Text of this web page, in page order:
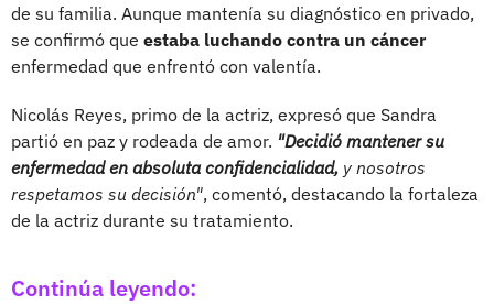
de su familia. Aunque mantenía su diagnóstico en privado,
se confirmó que estaba luchando contra un cáncer
enfermedad que enfrentó con valentía.
Nicolás Reyes, primo de la actriz, expresó que Sandra
partió en paz y rodeada de amor. "Decidió mantener su
enfermedad en absoluta confidencialidad, y nosotros
respetamos su decisión", comentó, destacando la fortaleza
de la actriz durante su tratamiento.
Continúa leyendo: